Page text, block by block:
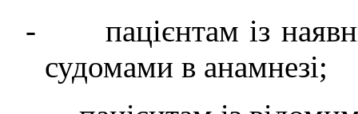
-
пацієнтам із
судомами в анамнезі;